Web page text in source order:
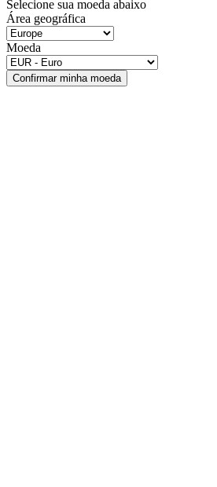
Selecione sua moeda abaixo
Área geográfica
Moeda
Confirmar minha moeda